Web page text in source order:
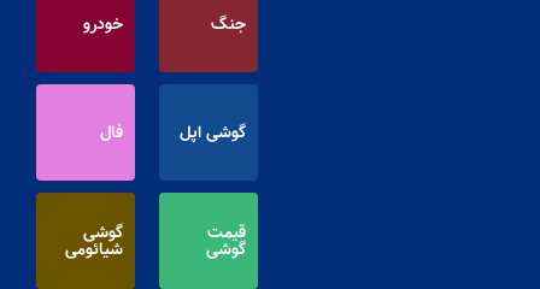
جنگ خودرو
گوشی اپل فال
قیمت
گوشی
گوشی
شیائومی